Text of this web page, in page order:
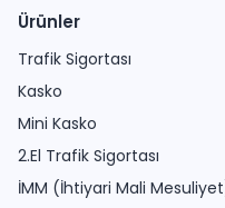
Ürünler
Trafik Sigortası
Kasko
Mini Kasko
2.El Trafik Sigortası
İMM (İhtiyari Mali